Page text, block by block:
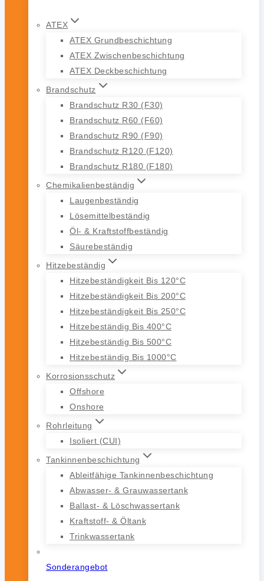
ATEX
ATEX Grundbeschichtung
ATEX Zwischenbeschichtung
ATEX Deckbeschichtung
Brandschutz
Brandschutz R30 (F30)
Brandschutz R60 (F60)
Brandschutz R90 (F90)
Brandschutz R120 (F120)
Brandschutz R180 (F180)
Chemikalienbeständig
Laugenbeständig
Lösemittelbeständig
Öl- & Kraftstoffbeständig
Säurebeständig
Hitzebeständig
Hitzebeständigkeit Bis 120°C
Hitzebeständigkeit Bis 200°C
Hitzebeständigkeit Bis 250°C
Hitzebeständig Bis 400°C
Hitzebeständig Bis 500°C
Hitzebeständig Bis 1000°C
Korrosionsschutz
Offshore
Onshore
Rohrleitung
Isoliert (CUI)
Tankinnenbeschichtung
Ableitfähige Tankinnenbeschichtung
Abwasser- & Grauwassertank
Ballast- & Löschwassertank
Kraftstoff- & Öltank
Trinkwassertank
Sonderangebot